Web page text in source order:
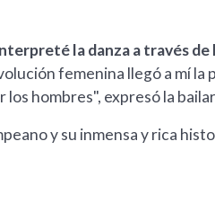
la danza a través de
femenina llegó a mí
hombres", expresó la
y su inmensa y rica